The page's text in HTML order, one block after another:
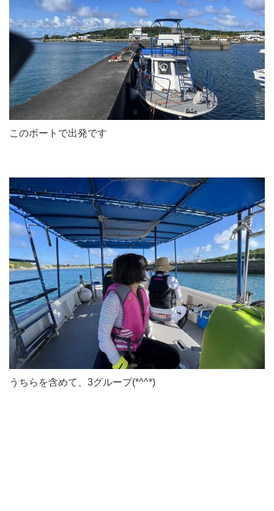
このボートで出発です
うちらを含めて、3グループ(*^^*)